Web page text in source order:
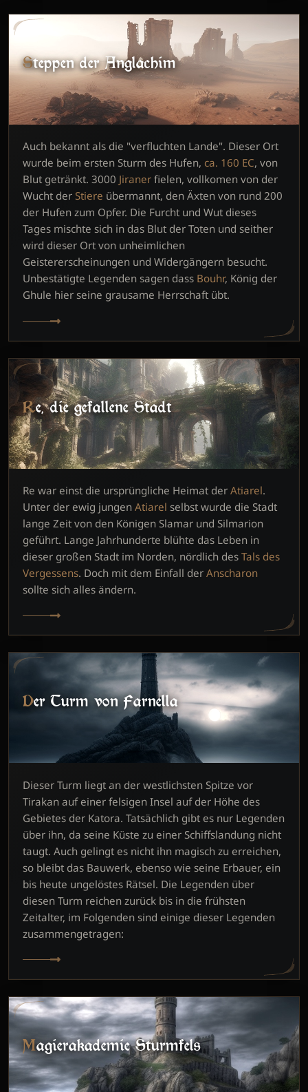
Steppen der Anglachim
Auch bekannt als die "verfluchten Lande". Dieser Ort
wurde beim ersten Sturm des Hufen, ca. 160 EC, von
Blut getränkt. 3000 Jiraner fielen, vollkomen von der
Wucht der Stiere übermannt, den Äxten von rund 200
der Hufen zum Opfer. Die Furcht und Wut dieses
Tages mischte sich in das Blut der Toten und seither
wird dieser Ort von unheimlichen
Geistererscheinungen und Widergängern besucht.
Unbestätigte Legenden sagen dass Bouhr, König der
Ghule hier seine grausame Herrschaft übt.
Re, die gefallene Stadt
Re war einst die ursprüngliche Heimat der Atiarel.
Unter der ewig jungen Atiarel selbst wurde die Stadt
lange Zeit von den Königen Slamar und Silmarion
geführt. Lange Jahrhunderte blühte das Leben in
dieser großen Stadt im Norden, nördlich des Tals des
Vergessens. Doch mit dem Einfall der Anscharon
sollte sich alles ändern.
Der Turm von Farnella
Dieser Turm liegt an der westlichsten Spitze vor
Tirakan auf einer felsigen Insel auf der Höhe des
Gebietes der Katora. Tatsächlich gibt es nur Legenden
über ihn, da seine Küste zu einer Schiffslandung nicht
taugt. Auch gelingt es nicht ihn magisch zu erreichen,
so bleibt das Bauwerk, ebenso wie seine Erbauer, ein
bis heute ungelöstes Rätsel. Die Legenden über
diesen Turm reichen zurück bis in die frühsten
Zeitalter, im Folgenden sind einige dieser Legenden
zusammengetragen:
Magierakademie Sturmfels